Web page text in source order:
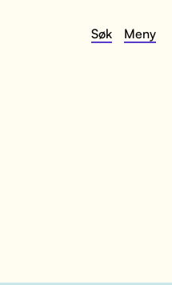
Søk Meny